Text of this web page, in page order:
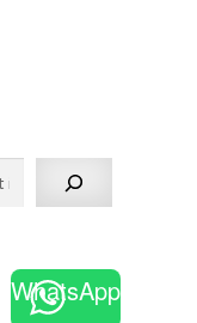
WhatsApp